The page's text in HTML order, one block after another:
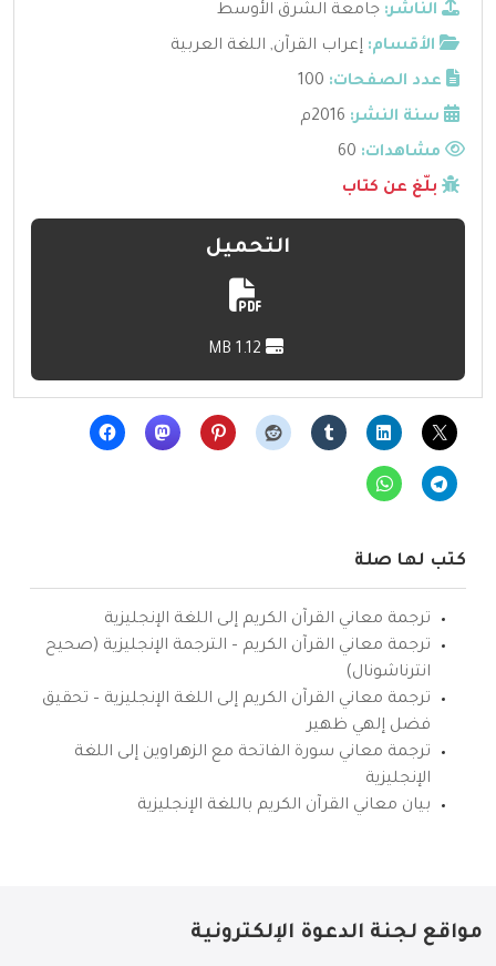
الناشر: جامعة الشرق الأوسط
الأقسام: إعراب القرآن, اللغة العربية
عدد الصفحات: 100
سنة النشر: 2016م
مشاهدات:
بلّغ عن كتاب
التحميل
كتب لها صلة
ترجمة معاني القرآن الكريم إلى اللغة الإنجليزية
ترجمة معاني القرآن الكريم – الترجمة الإنجليزية (صحيح
انترناشونال)
ترجمة معاني القرآن الكريم إلى اللغة الإنجليزية – تحقيق
فضل إلهي ظهير
ترجمة معاني سورة الفاتحة مع الزهراوين إلى اللغة
الإنجليزية
بيان معاني القرآن الكريم باللغة الإنجليزية
مواقع لجنة الدعوة الإلكترونية